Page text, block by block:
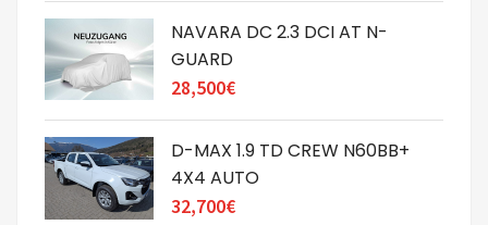
NAVARA DC 2.3 DCI AT N-
GUARD
28,500€
D-MAX 1.9 TD CREW N60BB+
4X4 AUTO
32,700€